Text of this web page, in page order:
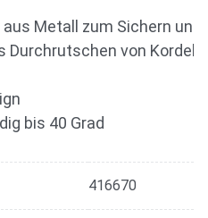
Metall zum Sichern und
Durchrutschen von
bis 40 Grad
416670